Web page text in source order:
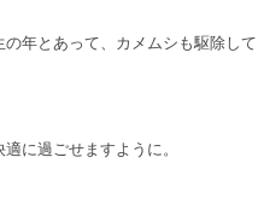
年とあって、カメムシも駆除し
に過ごせますように。